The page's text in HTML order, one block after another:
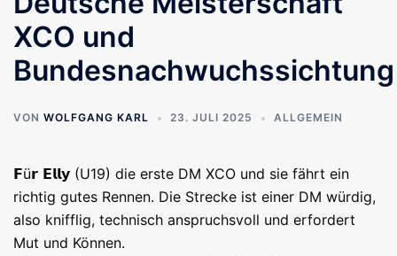
XCO und
Bundesnachwuchssichtung
VON WOLFGANG KARL 23. JULI 2025 ALLGEMEIN
𝗙ü𝗿 𝗘𝗹𝗹𝘆 (U19) die erste DM XCO und sie fährt ein
richtig gutes Rennen. Die Strecke ist einer DM würdig,
also knifflig, technisch anspruchsvoll und erfordert
Mut und Können.